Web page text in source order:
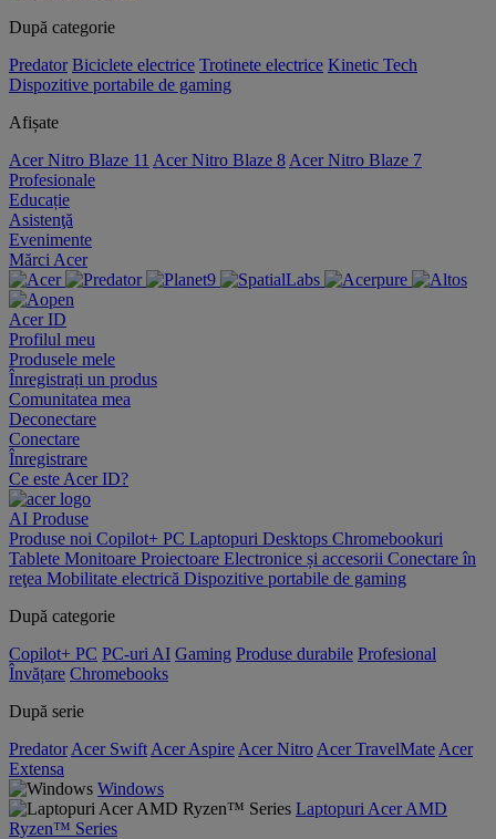
După categorie
Predator Biciclete electrice Trotinete electrice Kinetic Tech
Dispozitive portabile de gaming
Afișate
Acer Nitro Blaze 11 Acer Nitro Blaze 8 Acer Nitro Blaze 7
Profesionale
Educație
Asistenţă
Evenimente
Mărci Acer
Acer ID
Profilul meu
Produsele mele
Înregistrați un produs
Comunitatea mea
Deconectare
Conectare
Înregistrare
Ce este Acer ID?
AI Produse
Produse noi Copilot+ PC Laptopuri Desktops Chromebookuri
Tablete Monitoare Proiectoare Electronice și accesorii Conectare în
reţea Mobilitate electrică Dispozitive portabile de gaming
După categorie
Copilot+ PC PC-uri AI Gaming Produse durabile Profesional
Învățare Chromebooks
După serie
Predator Acer Swift Acer Aspire Acer Nitro Acer TravelMate Acer
Extensa
Windows
Laptopuri Acer AMD
Ryzen™ Series